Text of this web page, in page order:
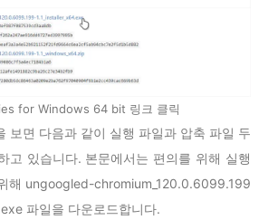
for Windows 64 bit 링크 클릭
보면 다음과 같이 실행 파일과 압축 파일 두
고 있습니다. 본문에서는 편의를 위해 실행
해 ungoogled-chromium_120.0.6099.199
파일을 다운로드합니다.